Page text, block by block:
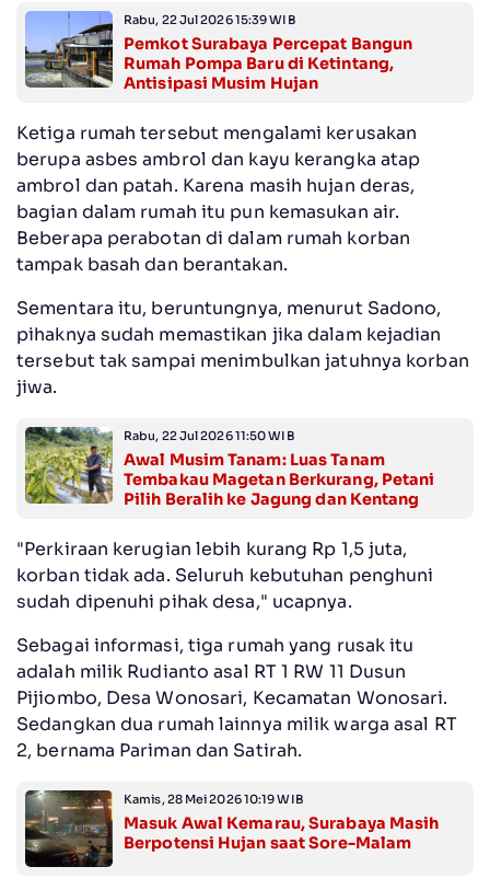
Rabu, 22 Jul 2026 15:39 WIB
Pemkot Surabaya Percepat Bangun
Rumah Pompa Baru di Ketintang,
Antisipasi Musim Hujan
Ketiga rumah tersebut mengalami kerusakan
berupa asbes ambrol dan kayu kerangka atap
ambrol dan patah. Karena masih hujan deras,
bagian dalam rumah itu pun kemasukan air.
Beberapa perabotan di dalam rumah korban
tampak basah dan berantakan.
Sementara itu, beruntungnya, menurut Sadono,
pihaknya sudah memastikan jika dalam kejadian
tersebut tak sampai menimbulkan jatuhnya korban
jiwa.
Rabu, 22 Jul 2026 11:50 WIB
Awal Musim Tanam: Luas Tanam
Tembakau Magetan Berkurang, Petani
Pilih Beralih ke Jagung dan Kentang
"Perkiraan kerugian lebih kurang Rp 1,5 juta,
korban tidak ada. Seluruh kebutuhan penghuni
sudah dipenuhi pihak desa," ucapnya.
Sebagai informasi, tiga rumah yang rusak itu
adalah milik Rudianto asal RT 1 RW 11 Dusun
Pijiombo, Desa Wonosari, Kecamatan Wonosari.
Sedangkan dua rumah lainnya milik warga asal RT
2, bernama Pariman dan Satirah.
Kamis, 28 Mei 2026 10:19 WIB
Masuk Awal Kemarau, Surabaya Masih
Berpotensi Hujan saat Sore-Malam